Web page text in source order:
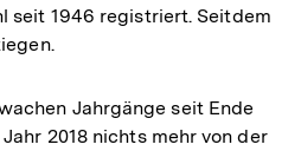
seit 1946 registriert. Seitdem
Jahrgänge seit Ende
2018 nichts mehr von der